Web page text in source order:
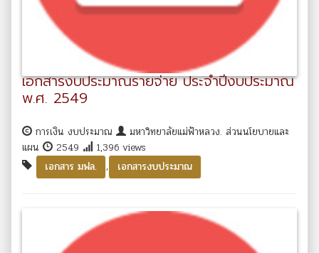
เอกสารงบประมาณรายจ่าย ประจำปีงบประมาณ
พ.ศ. 2549
การเงิน งบประมาณ
มหาวิทยาลัยแม่ฟ้าหลวง. ส่วนนโยบายและ
แผน
2549
1,396 views
เอกสาร มฟล.
, เอกสารงบประมาณ